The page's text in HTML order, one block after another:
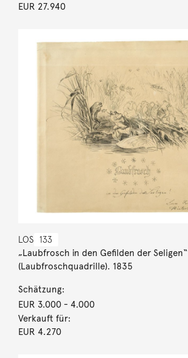
EUR 27.940
LOS 133
„Laubfrosch in den Gefilden der Seligen“
(Laubfroschquadrille). 1835
Schätzung:
EUR 3.000- 4.000
Verkauft für:
EUR 4.270